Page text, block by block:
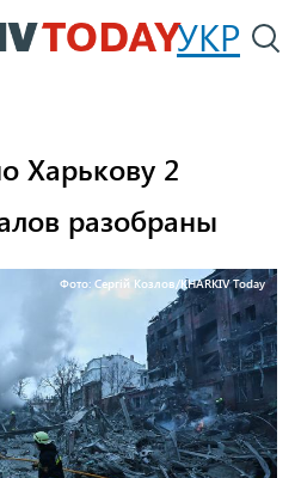
Перейти
к
УКР
Харькову 2
разобраны
Фото: Сергій Козлов/KHARKIV Today